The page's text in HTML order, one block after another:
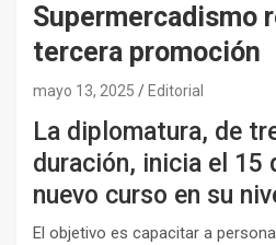
Supermercadismo
tercera promoción
mayo 13, 2025 Editorial
La diplomatura, de
duración, inicia el 15
nuevo curso en su
El objetivo es capacitar a